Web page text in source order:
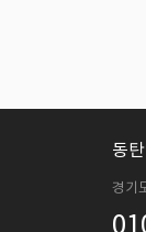
동
경기